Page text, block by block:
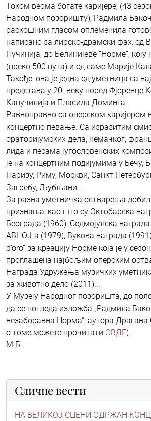
Током веома богате каријере, (43
Народном позоришту), Радмила
раскошним гласом оплеменила
написано за лирско-драмски фах: од
Пучинија, до Белинијеве “Норме”,
(преко 500 пута) и од саме Марије
Такође, она је једна од уметница са
представа у 20. веку поред Фјоренце
Капучилија и Пласида Доминга.
Равноправно са оперском каријером
концертно певање. Са изразитим
ораторијумских дела, немачког,
лида и песама југословенских
је на концертним подијумима у Бечу,
Паризу, Риму, Москви, Санкт
Загребу, Љубљани...
За разна уметничка остварења
признања, као што су Октобарска
Београда (1960), Седмојулска
АВНОЈ-а (1979), Вукова награда
d’oro” за креацију Норме која је у
проглашена најбољим оперским
Награда Удружења музичких
за животно дело (2011)...
У Музеју Народног позоришта, до
да се погледа изложба „Радмила
незаборавна Норма“, аутора
о томе можете прочитати ОВДЕ).
М.Б.
Сличне вести
НА ВЕЛИКОЈ СЦЕНИ ОДРЖАН